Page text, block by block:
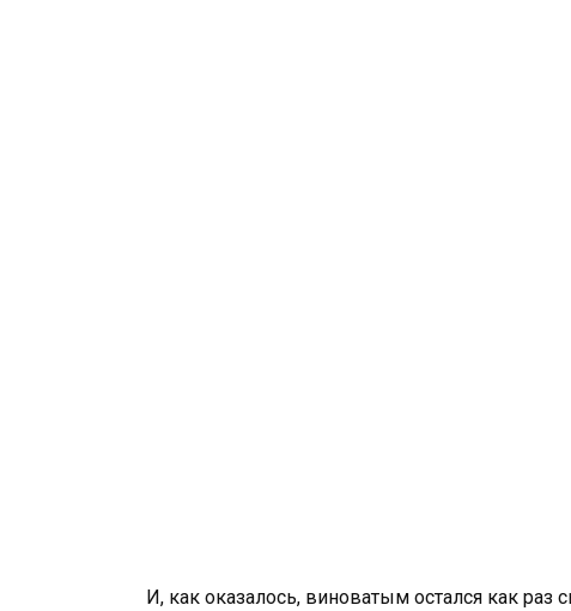
И, как оказалось, виноватым остался как раз